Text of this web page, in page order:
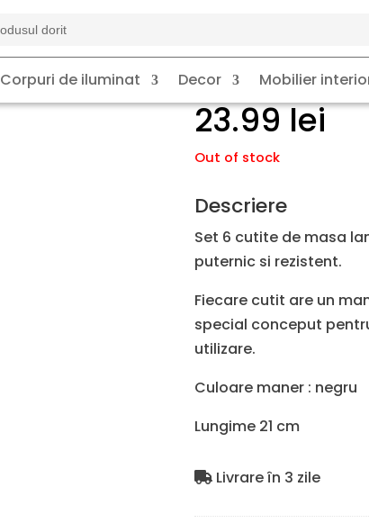
Corpuri de iluminat Decor Mobilier
Set 6
23.99lei
Out of stock
Descriere
Set 6 cutite de masa
puternic si rezistent.
Fiecare cutit are un
special conceput
utilizare.
Culoare maner : negru
Lungime 21 cm
Livrare în 3 zile